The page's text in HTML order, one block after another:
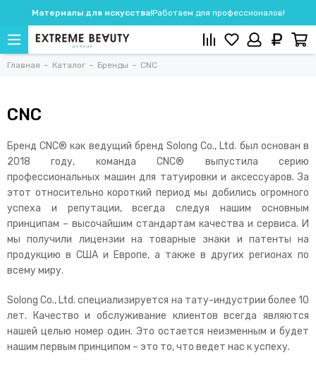
Материалы для искусства!Работаем для профессионалов!
Главная Каталог Бренды CNC
CNC
Бренд CNC® как ведущий бренд Solong Co., Ltd. был основан в
2018 году, команда CNC® выпустила серию
профессиональных машин для татуировки и аксессуаров. За
этот относительно короткий период мы добились огромного
успеха и репутации, всегда следуя нашим основным
принципам – высочайшим стандартам качества и сервиса. И
мы получили лицензии на товарные знаки и патенты на
продукцию в США и Европе, а также в других регионах по
всему миру.
Solong Co., Ltd. специализируется на тату-индустрии более 10
лет. Качество и обслуживание клиентов всегда являются
нашей целью номер один. Это остается неизменным и будет
нашим первым принципом – это то, что ведет нас к успеху.